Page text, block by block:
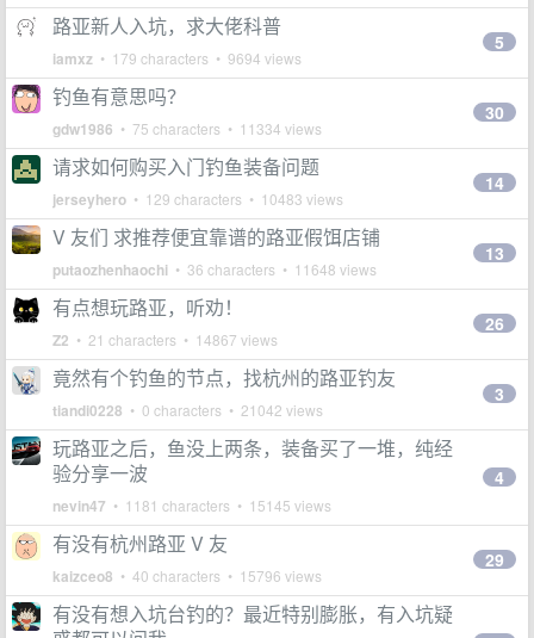
路亚新人入坑，求大佬科普
iamxz • 179 characters • 9694 views
5
钓鱼有意思吗？
gdw1986 • 75 characters • 11334 views
30
请求如何购买入门钓鱼装备问题
jerseyhero • 129 characters • 10483 views
14
V 友们 求推荐便宜靠谱的路亚假饵店铺
putaozhenhaochi • 36 characters • 11648 views
13
有点想玩路亚，听劝！
Z2 • 21 characters • 14867 views
26
竟然有个钓鱼的节点，找杭州的路亚钓友
tiandi0228 • 0 characters • 21042 views
3
玩路亚之后，鱼没上两条，装备买了一堆，纯经
验分享一波
nevin47 • 1181 characters • 15145 views
4
有没有杭州路亚 V 友
kaizceo8 • 40 characters • 15796 views
29
有没有想入坑台钓的？最近特别膨胀，有入坑疑